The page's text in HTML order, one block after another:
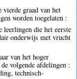
vierde graad van het
worden toegelaten :
die het eerste
onderwijs met vrucht
van het hoger
volgende afdelingen :
technisch-